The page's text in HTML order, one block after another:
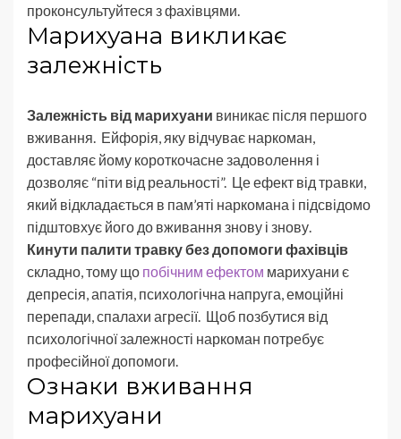
проконсультуйтеся з фахівцями.
Марихуана викликає
залежність
Залежність від марихуани виникає після першого
вживання. Ейфорія, яку відчуває наркоман,
доставляє йому короткочасне задоволення і
дозволяє “піти від реальності”. Це ефект від травки,
який відкладається в пам’яті наркомана і підсвідомо
підштовхує його до вживання знову і знову.
Кинути палити травку без допомоги фахівців
складно, тому що побічним ефектом марихуани є
депресія, апатія, психологічна напруга, емоційні
перепади, спалахи агресії. Щоб позбутися від
психологічної залежності наркоман потребує
професійної допомоги.
Ознаки вживання
марихуани